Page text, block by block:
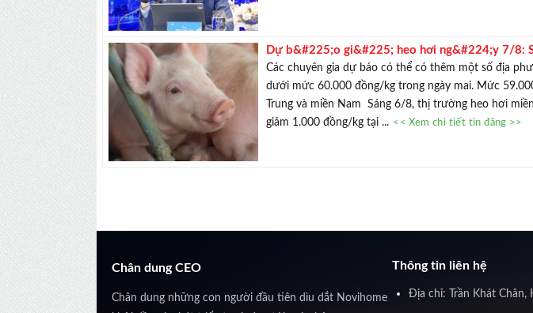
Dự b&#225;o gi&#225; heo hơi ng&#224;y 7/8:
địa phương xuống dưới 60.000 đồng/kg
Các chuyên gia dự báo có thể có thêm một số địa
dưới mức 60.000 đồng/kg trong ngày mai. Mức
Trung và miền Nam Sáng 6/8, thị trường heo hơi
giảm 1.000 đồng/kg tại ... << Xem chi tiết tin đăng >>
Chân dung CEO
Chân dung những con người đầu tiên dìu dắt Novihome
Thông tin liên hệ
Địa chỉ: Trần Khát Chân,